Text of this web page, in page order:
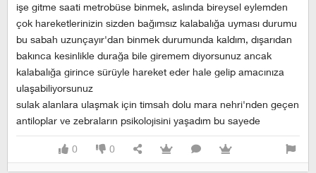
işe gitme saati metrobüse binmek, aslında bireysel eylemden
çok hareketlerinizin sizden bağımsız kalabalığa uyması durumu
bu sabah uzunçayır'dan binmek durumunda kaldım, dışarıdan
bakınca kesinlikle durağa bile giremem diyorsunuz ancak
kalabalığa girince sürüyle hareket eder hale gelip amacınıza
ulaşabiliyorsunuz
sulak alanlara ulaşmak için timsah dolu mara nehri'nden geçen
antiloplar ve zebraların psikolojisini yaşadım bu sayede
0 0